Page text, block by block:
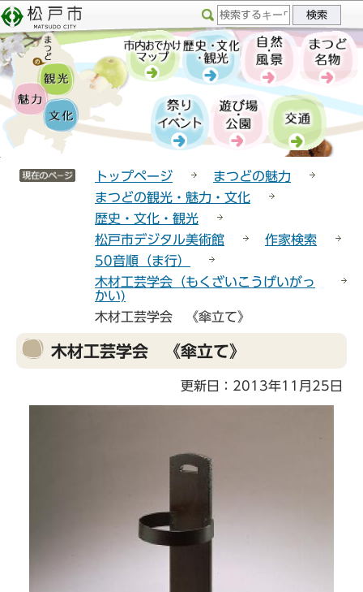
こ
の
ペ
ー
ジ
の
先
サ
イ
ト
メ
ニ
ュ
ー
このページの本文へ移動
サイトメニューここまで
トップページ
まつどの魅力
まつどの観光・魅力・文化
歴史・文化・観光
松戸市デジタル美術館
作家検索
50音順（ま行）
木材工芸学会（もくざいこうげいがっ
かい)
木材工芸学会 《傘立て》
本
文
木材工芸学会 《傘立て》
更新日：2013年11月25日